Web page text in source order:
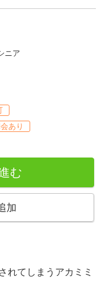
ニア
あり
む
加
れてしまうアカミミ